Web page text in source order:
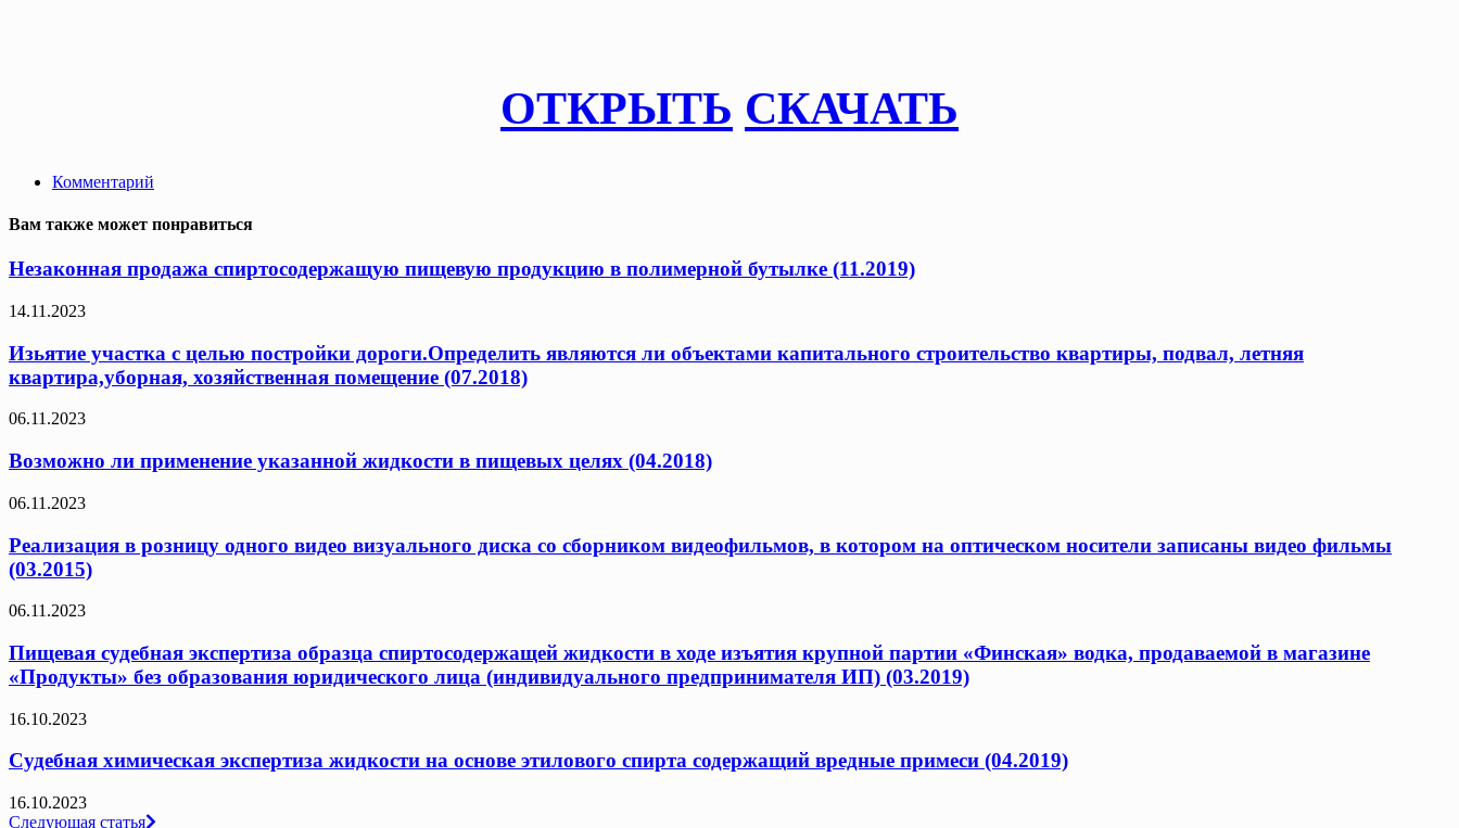
ОТКРЫТЬ СКАЧАТЬ
Комментарий
Вам также может понравиться
Незаконная продажа спиртосодержащую пищевую продукцию в полимерной бутылке (11.2019)
14.11.2023
Изьятие участка с целью постройки дороги.Определить являются ли объектами капитального строительство квартиры, подвал, летняя
квартира,уборная, хозяйственная помещение (07.2018)
06.11.2023
Возможно ли применение указанной жидкости в пищевых целях (04.2018)
06.11.2023
Реализация в розницу одного видео визуального диска со сборником видеофильмов, в котором на оптическом носители записаны видео фильмы
(03.2015)
06.11.2023
Пищевая судебная экспертиза образца спиртосодержащей жидкости в ходе изъятия крупной партии «Финская» водка, продаваемой в магазине
«Продукты» без образования юридического лица (индивидуального предпринимателя ИП) (03.2019)
16.10.2023
Судебная химическая экспертиза жидкости на основе этилового спирта содержащий вредные примеси (04.2019)
16.10.2023
Следующая статья